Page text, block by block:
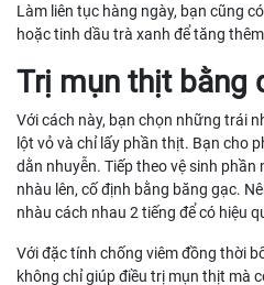
Làm liên tục hàng ngày, bạn cũng
hoặc tinh dầu trà xanh để tăng
Trị mụn thịt bằng
Với cách này, bạn chọn những trái
lột vỏ và chỉ lấy phần thịt. Bạn cho
dằn nhuyễn. Tiếp theo vệ sinh
nhàu lên, cố định bằng băng gạc.
nhàu cách nhau 2 tiếng để có hiệu
Với đặc tính chống viêm đồng thời
không chỉ giúp điều trị mụn thịt mà